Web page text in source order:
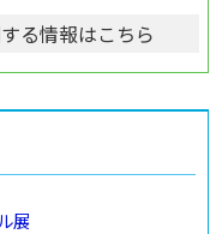
る情報はこちら
展